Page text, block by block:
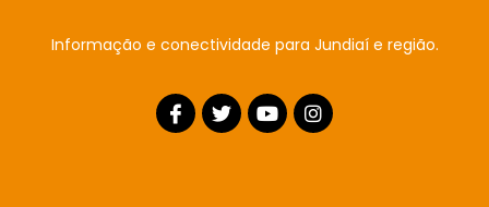
Informação e conectividade para Jundiaí e região.